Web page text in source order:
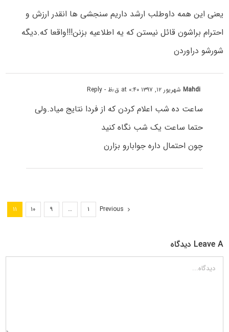
یعنی این همه داوطلب ارشد داریم سنجشی ها انقدر ارزش و
احترام براشون قائل نیستن که یه اطلاعیه بزنن!!!واقعا که.دیگه
شورشو دراوردن
Mahdiشهریور ۱۲, ۱۳۹۷ at ۰:۴۰ ق٫ظ - Reply
ساعت ده شب اعلام کردن که از فردا نتایج میاد.ولی
حتما ساعت یک شب نگاه کنید
چون احتمال داره جوابارو بزارن
Previous ۱ … ۹ ۱۰ ۱۱
Leave A دیدگاه
دیدگاه